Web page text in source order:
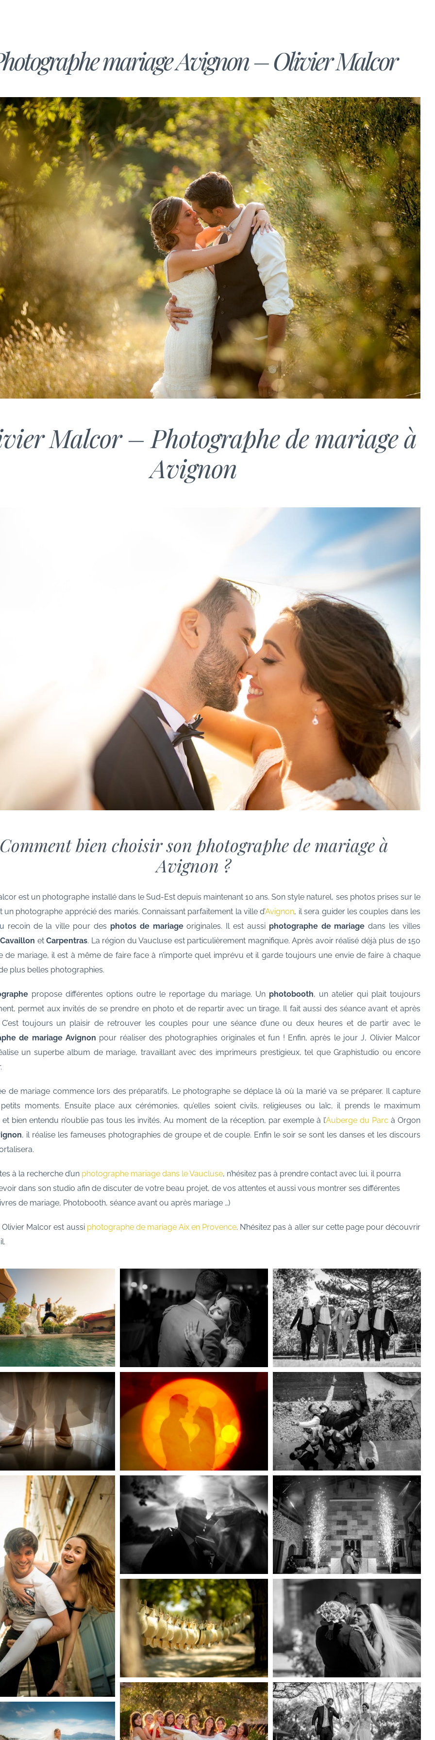
mariage Avignon – Olivier Malcor
Malcor – Photographe de mariage à
Avignon
bien choisir son photographe de mariage à
Avignon ?
est un photographe installé dans le Sud-Est depuis maintenant 10 ans. Son style naturel, ses photos prises sur le
un photographe apprécié des mariés. Connaissant parfaitement la ville d’Avignon, il sera guider les couples dans les
recoin de la ville pour des photos de mariageoriginales. Il est aussi photographe de mariage dans les villes
Cavaillon etCarpentras. La région du Vaucluse est particulièrement magnifique. Après avoir réalisé déjà plus de 150
de mariage, il est à même de faire face à n’importe quel imprévu et il garde toujours une envie de faire à chaque
plus belles photographies.
propose différentes options outre le reportage du mariage. Un photobooth, un atelier qui plait toujours
permet aux invités de se prendre en photo et de repartir avec un tirage. Il fait aussi des séance avant et après
C’est toujours un plaisir de retrouver les couples pour une séance d’une ou deux heures et de partir avec le
de mariage Avignon pour réaliser des photographies originales et fun ! Enfin, après le jour J, Olivier Malcor
un superbe album de mariage, travaillant avec des imprimeurs prestigieux, tel que Graphistudio ou encore
de mariage commence lors des préparatifs. Le photographe se déplace là où la marié va se préparer. Il capture
moments. Ensuite place aux cérémonies, qu’elles soient civils, religieuses ou laïc, il prends le maximum
et bien entendu n’oublie pas tous les invités. Au moment de la réception, par exemple à l’Auberge du Parc à Orgon
, il réalise les fameuses photographies de groupe et de couple. Enfin le soir se sont les danses et les discours
à la recherche d’un photographe mariage dans le Vaucluse, n’hésitez pas à prendre contact avec lui, il pourra
dans son studio afin de discuter de votre beau projet, de vos attentes et aussi vous montrer ses différentes
de mariage, Photobooth, séance avant ou après mariage …)
Olivier Malcor est aussi photographe de mariage Aix en Provence. N’hésitez pas à aller sur cette page pour découvrir